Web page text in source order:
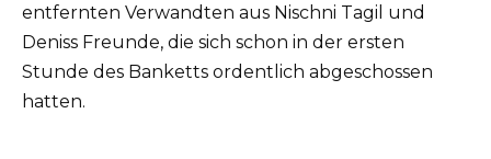
entfernten Verwandten aus Nischni Tagil und
Deniss Freunde, die sich schon in der ersten
Stunde des Banketts ordentlich abgeschossen
hatten.